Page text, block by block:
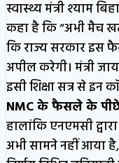
स्वास्थ्य मंत्री श्याम
कहा है कि “अभी मैच
कि राज्य सरकार इस
अपील करेगी। मंत्री
इसी शिक्षा सत्र से इन
NMC के फैसले के
हालांकि एनएमसी
अभी सामने नहीं आया